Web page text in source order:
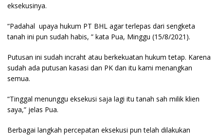
eksekusinya.
“Padahal upaya hukum PT BHL agar terlepas dari sengketa
tanah ini pun sudah habis, ” kata Pua, Minggu (15/8/2021).
Putusan ini sudah incraht atau berkekuatan hukum tetap. Karena
sudah ada putusan kasasi dan PK dan itu kami menangkan
semua.
“Tinggal menunggu eksekusi saja lagi itu tanah sah milik klien
saya,” jelas Pua.
Berbagai langkah percepatan eksekusi pun telah dilakukan